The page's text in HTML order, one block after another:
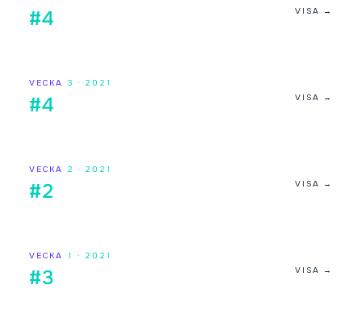
#4 VISA →
VECKA 3 · 2021
#4 VISA →
VECKA 2 · 2021
#2 VISA →
VECKA 1 · 2021
#3 VISA →